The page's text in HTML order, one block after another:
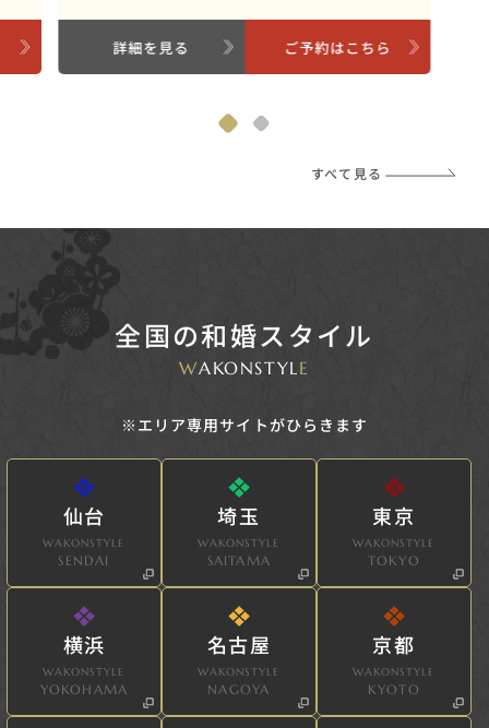
詳細を見る ご予約はこちら
すべて見る
全国の和婚スタイル
WAKONSTYLE
※エリア専用サイトがひらきます
仙台
WAKONSTYLE
SENDAI
埼玉
WAKONSTYLE
SAITAMA
東京
WAKONSTYLE
TOKYO
横浜
WAKONSTYLE
YOKOHAMA
名古屋
WAKONSTYLE
NAGOYA
京都
WAKONSTYLE
KYOTO